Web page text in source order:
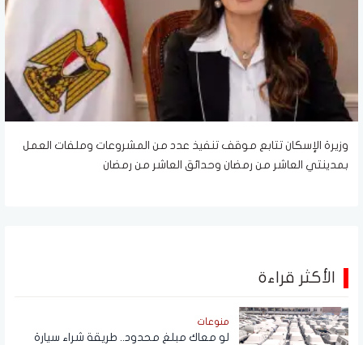
وزيرة الإسكان تتابع موقف تنفيذ عدد من المشروعات وملفات العمل
بمدينتي العاشر من رمضان وحدائق العاشر من رمضان
الأكثر قراءة
منوعات
لو معاك مبلغ محدود.. طريقة شراء سيارة